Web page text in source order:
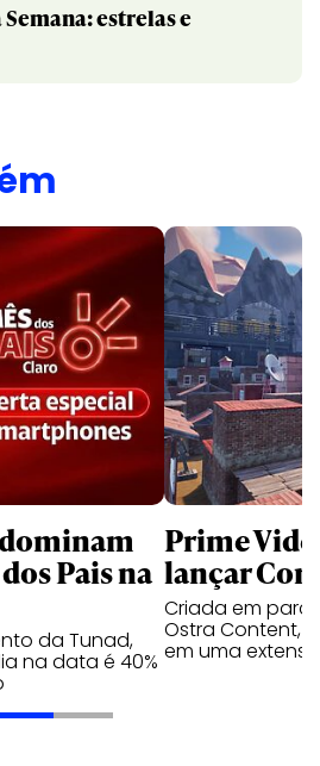
estrelas e
Pais na
da Tunad,
na data é 40%
Prime
lançar
Criada em
Ostra Content,
em uma